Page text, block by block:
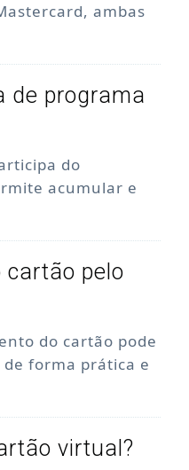
ambas
de programa
do
acumular e
cartão pelo
do cartão pode
forma prática e
virtual?